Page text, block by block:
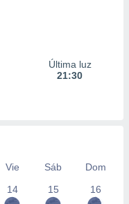
Última luz
21:30
Vie Sáb
Dom
14 15 16